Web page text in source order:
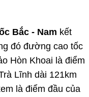
Bắc - Nam kết
đó đường cao tốc
Hòn Khoai là điểm
Lĩnh dài 121km
là điểm đầu của